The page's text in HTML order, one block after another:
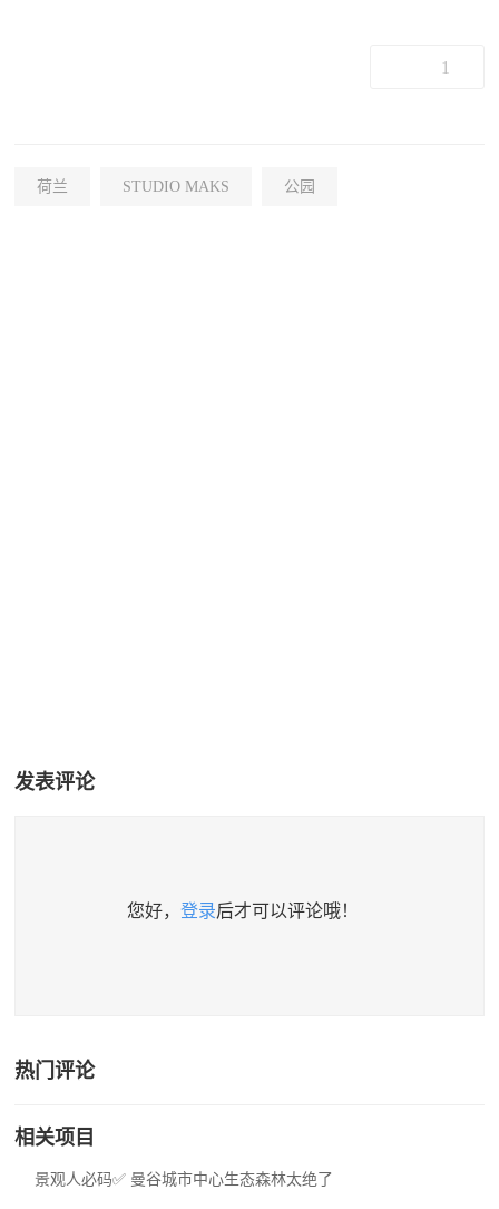
1
荷兰 STUDIO MAKS 公园
发表评论
您好， 登录后才可以评论哦！
热门评论
相关项目
景观人必码✅ 曼谷城市中心生态森林太绝了